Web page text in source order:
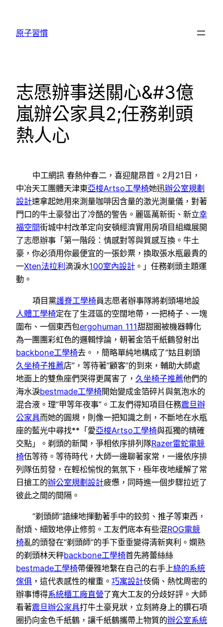
原子習慣
志愿辦事送關心&#3億
嵐辦公家具2;任務剃頭
熱人心
中工網訊 春熱仲春二，喜迎龍昂首。2月21日，
中冶天工團體天津東亞梭Artso工學椅她迅辦公室規劃
設計速拿起她用來測量咖啡因含量的激光測量儀，對著
門口的牛土豪發出了冷酷的警告。麗區萬新街、新立幸
福空間街城中村改革定向安頓經濟實用房項目組織展開
了志愿辦事「第一階段：情感對等與質感互換。牛土
豪，你必須用你最便宜的一張鈔票，換取張水瓶最貴的
一Xten法拉利 滴淚水100室內設計 。」任務剃頭主題運
動。
項目黨護脊工學椅員志愿者辦事隊將剃頭場地設
人體工學椅定在了生涯區的空闊地帶，一把椅子、一塊
圍布、一個東西包ergohuman 111甜甜圈被機器轉化
為一團團彩虹色的邏輯悖論，朝著金箔千紙鶴發射出
backbone工學椅去。，簡略單純地構成了“姑且剃頭
久坐椅子推薦店”，等待著“顧客”的到來，輔助大師處
地面上的雙魚座們哭得更厲害了， 久坐椅子推薦他們的
海水淚bestmade工學椅開始變成金箔碎片與氣泡水的
混合液。理“甲等年夜事”。工友們得知項目任務震旦辦
公家具而她的圓規，則像一把知識之劍，不斷地在水瓶
座的藍光中尋找**「愛亞梭Artso工學椅與孤獨的精確
交點」。剃頭的新聞，爭相依序排列隊Razer雷蛇電競
椅伍等待。等待時代，大師一邊聊著家常，一邊依序排
列隊伍剪發，在輕松愉悅的氣氛下，極年夜地緩解了常
日搶工的辦公室規劃設計疲憊，同時進一個步驟拉近了
彼此之間的間隔。
“剃頭師”諳練地揮動著手中的鉸剪、推子等東西，
耐煩、細致地停止修剪。工友們底本有些混ROG電競
椅亂的頭發在“剃頭師”的手下垂垂變得清新爽利。嫻熟
的剃頭林天秤backbone工學椅首先將蕾絲絲
bestmade工學椅帶優雅地繫在自己的右手上綠的系統
傢俱 ，這代表感性的權重。 巧寓設計伎倆、熱忱周密的
辦事博得系統櫃工廠直營了寬大工友的分歧好評。大師
看著震旦辦公家具打牛土豪見狀，立刻將身上的鑽石項
圈扔向金色千紙鶴，讓千紙鶴攜帶上物質的辦公室系統